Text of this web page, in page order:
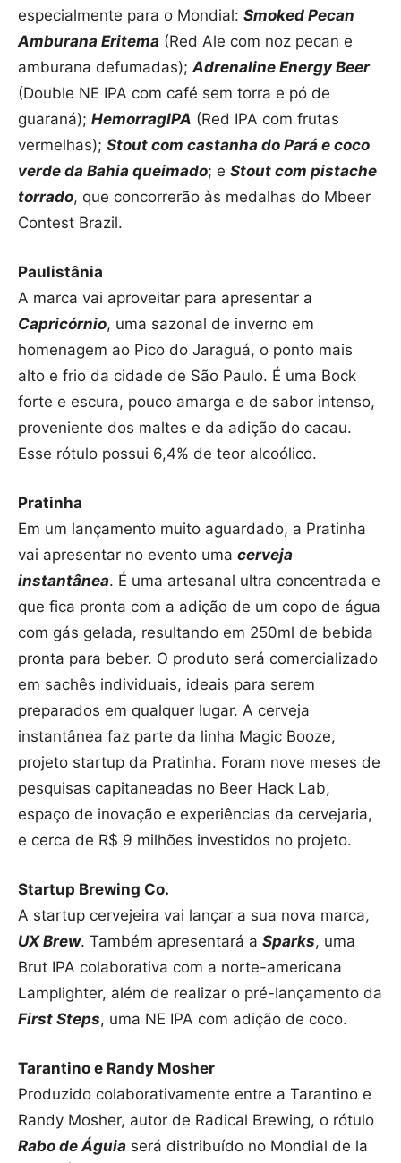
especialmente para o Mondial: Smoked Pecan
Amburana Eritema (Red Ale com noz pecan e
amburana defumadas);Adrenaline Energy Beer
(Double NE IPA com café sem torra e pó de
guaraná); HemorragIPA (Red IPA com frutas
vermelhas); Stout com castanha do Pará e coco
verde da Bahia queimado; e Stout com pistache
torrado, que concorrerão às medalhas do Mbeer
Contest Brazil.
Paulistânia
A marca vai aproveitar para apresentar a
Capricórnio, uma sazonal de inverno em
homenagem ao Pico do Jaraguá, o ponto mais
alto e frio da cidade de São Paulo. É uma Bock
forte e escura, pouco amarga e de sabor intenso,
proveniente dos maltes e da adição do cacau.
Esse rótulo possui 6,4% de teor alcoólico.
Pratinha
Em um lançamento muito aguardado, a Pratinha
vai apresentar no evento uma cerveja
instantânea. É uma artesanal ultra concentrada e
que fica pronta com a adição de um copo de água
com gás gelada, resultando em 250ml de bebida
pronta para beber. O produto será comercializado
em sachês individuais, ideais para serem
preparados em qualquer lugar. A cerveja
instantânea faz parte da linha Magic Booze,
projeto startup da Pratinha. Foram nove meses de
pesquisas capitaneadas no Beer Hack Lab,
espaço de inovação e experiências da cervejaria,
e cerca de R$ 9 milhões investidos no projeto.
Startup Brewing Co.
A startup cervejeira vai lançar a sua nova marca,
UX Brew. Também apresentará a Sparks, uma
Brut IPA colaborativa com a norte-americana
Lamplighter, além de realizar o pré-lançamento da
First Steps, uma NE IPA com adição de coco.
Tarantino e Randy Mosher
Produzido colaborativamente entre a Tarantino e
Randy Mosher, autor de Radical Brewing, o rótulo
Rabo de Águia será distribuído no Mondial de la